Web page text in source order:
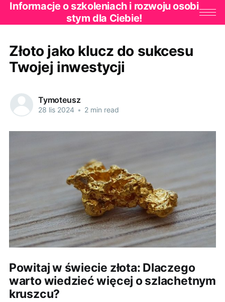
Informacje o szkoleniach i rozwoju osobi
stym dla Ciebie!
Złoto jako klucz do sukcesu
Twojej inwestycji
Tymoteusz
28 lis 2024 • 2 min read
Powitaj w świecie złota: Dlaczego
warto wiedzieć więcej o szlachetnym
kruszcu?